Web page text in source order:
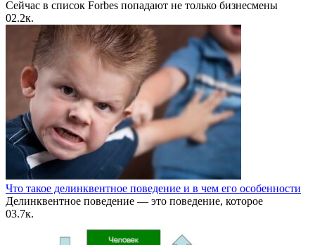
Сейчас в список Forbes попадают не только бизнесмены
02.2к.
Что такое делинквентное поведение и в чем его особенности
Делинквентное поведение — это поведение, которое
03.7к.